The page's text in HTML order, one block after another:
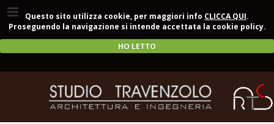
Questo sito utilizza cookie, per maggiori info CLICCA QUI.
Proseguendo la navigazione si intende accettata la cookie policy.
HO LETTO